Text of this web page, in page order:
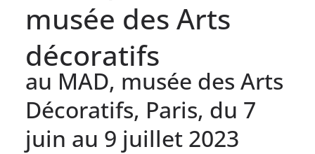
musée des Arts
décoratifs
au MAD, musée des Arts
Décoratifs, Paris, du 7
juin au 9 juillet 2023